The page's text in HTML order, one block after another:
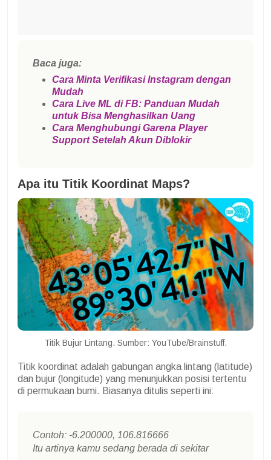
Baca juga:
Cara Minta Verifikasi Instagram dengan
Mudah
Cara Live ML di FB: Panduan Mudah
untuk Bisa Menghasilkan Uang
Cara Menghubungi Garena Player
Support Setelah Akun Diblokir
Apa itu Titik Koordinat Maps?
Titik Bujur Lintang. Sumber: YouTube/Brainstuff.
Titik koordinat adalah gabungan angka lintang (latitude)
dan bujur (longitude) yang menunjukkan posisi tertentu
di permukaan bumi. Biasanya ditulis seperti ini:
Contoh: -6.200000, 106.816666
Itu artinya kamu sedang berada di sekitar